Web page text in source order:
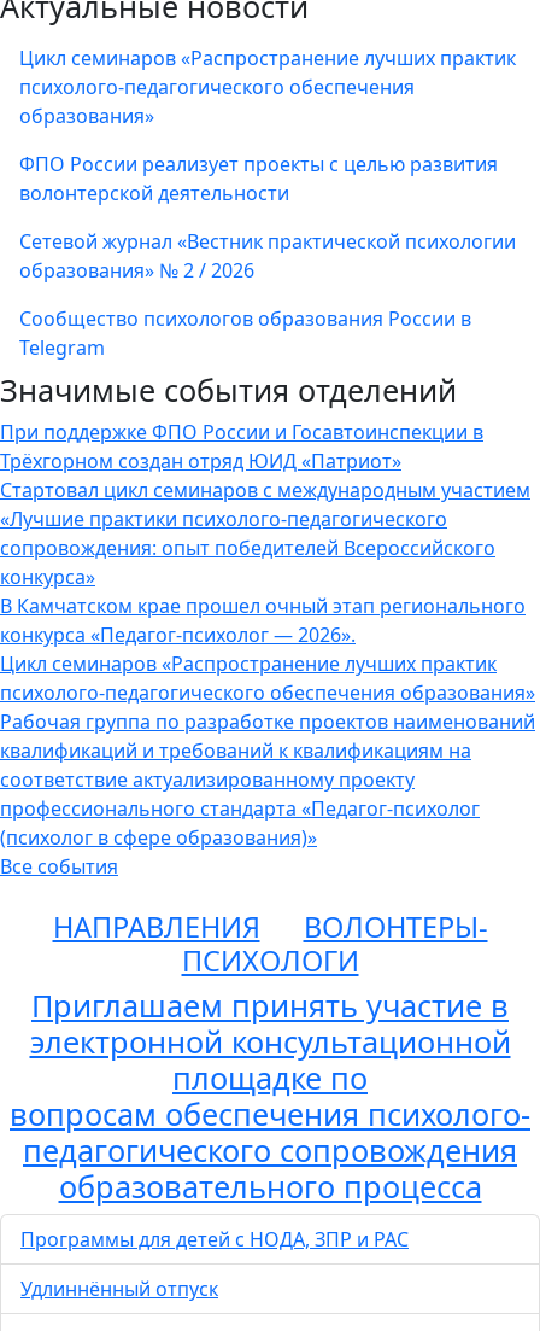
Цикл семинаров «Распространение лучших практик
психолого-педагогического обеспечения
образования»
ФПО России реализует проекты с целью развития
волонтерской деятельности
Сетевой журнал «Вестник практической психологии
образования» № 2 / 2026
Сообщество психологов образования России в
Telegram
Значимые события отделений
При поддержке ФПО России и Госавтоинспекции в
Трёхгорном создан отряд ЮИД «Патриот»
Стартовал цикл семинаров с международным участием
«Лучшие практики психолого-педагогического
сопровождения: опыт победителей Всероссийского
конкурса»
В Камчатском крае прошел очный этап регионального
конкурса «Педагог-психолог — 2026».
Цикл семинаров «Распространение лучших практик
психолого-педагогического обеспечения образования»
Рабочая группа по разработке проектов наименований
квалификаций и требований к квалификациям на
соответствие актуализированному проекту
профессионального стандарта «Педагог-психолог
(психолог в сфере образования)»
Все события
НАПРАВЛЕНИЯ
ВОЛОНТЕРЫ-
ПСИХОЛОГИ
Приглашаем принять участие в
электронной консультационной
площадке по
вопросам обеспечения психолого-
педагогического сопровождения
образовательного процесса
Программы для детей с НОДА, ЗПР и РАС
Удлиннённый отпуск